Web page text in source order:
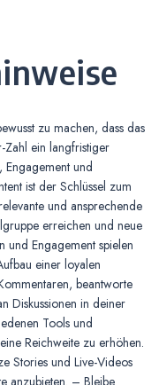
zu machen, dass das
ein langfristiger
Engagement und
ist der Schlüssel zum
und ansprechende
erreichen und neue
Engagement spielen
einer loyalen
beantworte
Diskussionen in deiner
Tools und
Reichweite zu erhöhen.
Stories und Live-Videos